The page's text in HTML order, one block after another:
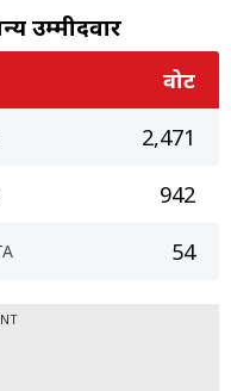
उम्मीदवार
वोट
2,471
942
54